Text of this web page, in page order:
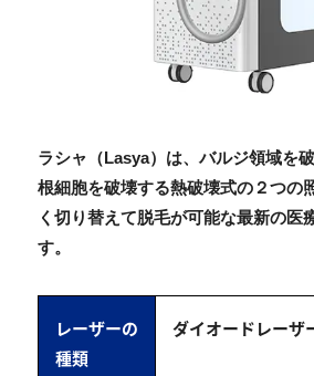
ラシャ（Lasya）は、バルジ領域を
根細胞を破壊する熱破壊式の２つの
く切り替えて脱毛が可能な最新の医
す。
レーザーの
種類
ダイオードレーザ